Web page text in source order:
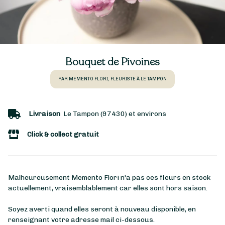
Bouquet de Pivoines
PAR MEMENTO FLORI, FLEURISTE À LE TAMPON
Livraison Le Tampon (97430) et environs
Click & collect gratuit
Malheureusement Memento Flori n'a pas ces fleurs en stock
actuellement, vraisemblablement car elles sont hors saison.
Soyez averti quand elles seront à nouveau disponible, en
renseignant votre adresse mail ci-dessous.